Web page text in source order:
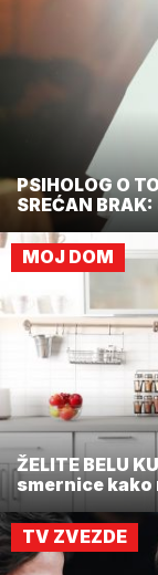
PSIHOLOG O
SREĆAN
MOJ DOM
ŽELITE BELU
smernice kako
TV ZVEZDE